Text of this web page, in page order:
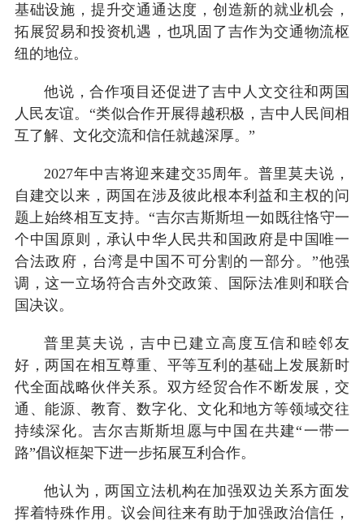
基础设施，提升交通通达度，创造新的就业机会，
拓展贸易和投资机遇，也巩固了吉作为交通物流枢
纽的地位。
他说，合作项目还促进了吉中人文交往和两国
人民友谊。“类似合作开展得越积极，吉中人民间相
互了解、文化交流和信任就越深厚。”
2027年中吉将迎来建交35周年。普里莫夫说，
自建交以来，两国在涉及彼此根本利益和主权的问
题上始终相互支持。“吉尔吉斯斯坦一如既往恪守一
个中国原则，承认中华人民共和国政府是中国唯一
合法政府，台湾是中国不可分割的一部分。”他强
调，这一立场符合吉外交政策、国际法准则和联合
国决议。
普里莫夫说，吉中已建立高度互信和睦邻友
好，两国在相互尊重、平等互利的基础上发展新时
代全面战略伙伴关系。双方经贸合作不断发展，交
通、能源、教育、数字化、文化和地方等领域交往
持续深化。吉尔吉斯斯坦愿与中国在共建“一带一
路”倡议框架下进一步拓展互利合作。
他认为，两国立法机构在加强双边关系方面发
挥着特殊作用。议会间往来有助于加强政治信任，